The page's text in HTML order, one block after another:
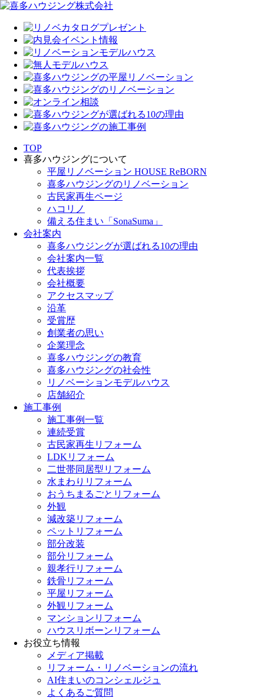
TOP
喜多ハウジングについて
平屋リノベーション HOUSE ReBORN
喜多ハウジングのリノベーション
古民家再生ページ
ハコリノ
備える住まい「SonaSuma」
会社案内
喜多ハウジングが選ばれる10の理由
会社案内一覧
代表挨拶
会社概要
アクセスマップ
沿革
受賞歴
創業者の思い
企業理念
喜多ハウジングの教育
喜多ハウジングの社会性
リノベーションモデルハウス
店舗紹介
施工事例
施工事例一覧
連続受賞
古民家再生リフォーム
LDKリフォーム
二世帯同居型リフォーム
水まわりリフォーム
おうちまるごとリフォーム
外観
減改築リフォーム
ペットリフォーム
部分改装
部分リフォーム
親孝行リフォーム
鉄骨リフォーム
平屋リフォーム
外観リフォーム
マンションリフォーム
ハウスリボーンリフォーム
お役立ち情報
メディア掲載
リフォーム・リノベーションの流れ
AI住まいのコンシェルジュ
よくあるご質問